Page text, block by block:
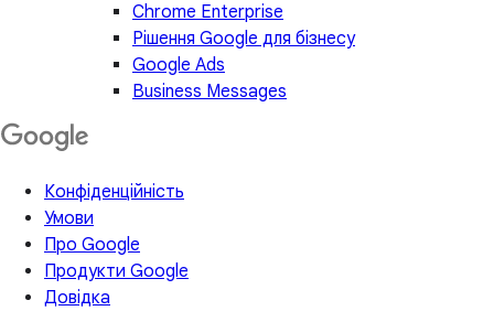
Chrome Enterprise
Рішення Google для бізнесу
Google Ads
Business Messages
Конфіденційність
Умови
Про Google
Продукти Google
Довідка